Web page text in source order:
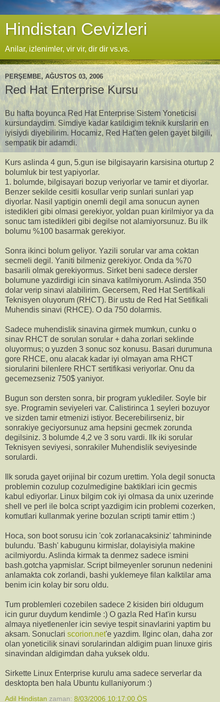
Hindistan Cevizleri
Anilar, izlenimler, vir vir, dir dir vs.vs.
PERŞEMBE, AĞUSTOS 03, 2006
Red Hat Enterprise Kursu
Bu hafta boyunca Red Hat Enterprise Sistem Yoneticisi
kursundaydim. Simdiye kadar katildigim teknik kurslarin en
iyisiydi diyebilirim. Hocamiz, Red Hat'ten gelen gayet bilgili,
sempatik bir adamdi.
Kurs aslinda 4 gun, 5.gun ise bilgisayarin karsisina oturtup 2
bolumluk bir test yapiyorlar.
1. bolumde, bilgisayari bozup veriyorlar ve tamir et diyorlar.
Benzer sekilde cesitli kosullar verip sunlari sunlari yap
diyorlar. Nasil yaptigin onemli degil ama sonucun aynen
istedikleri gibi olmasi gerekiyor, yoldan puan kirilmiyor ya da
sonuc tam istedikleri gibi degilse not alamiyorsunuz. Bu ilk
bolumu %100 basarmak gerekiyor.
Sonra ikinci bolum geliyor. Yazili sorular var ama coktan
secmeli degil. Yaniti bilmeniz gerekiyor. Onda da %70
basarili olmak gerekiyormus. Sirket beni sadece dersler
bolumune yazdirdigi icin sinava katilmiyorum. Aslinda 350
dolar verip sinavi alabilirim. Gecersem, Red Hat Sertifikali
Teknisyen oluyorum (RHCT). Bir ustu de Red Hat Setifikali
Muhendis sinavi (RHCE). O da 750 dolarmis.
Sadece muhendislik sinavina girmek mumkun, cunku o
sinav RHCT de sorulan sorular + daha zorlari seklinde
oluyormus; o yuzden 3 sonuc soz konusu. Basari durumuna
gore RHCE, onu alacak kadar iyi olmayan ama RHCT
siorularini bilenlere RHCT sertifikasi veriyorlar. Onu da
gecemezseniz 750$ yaniyor.
Bugun son dersten sonra, bir program yuklediler. Soyle bir
sye. Programin seviyeleri var. Calistirinca 1 seyleri bozuyor
ve sizden tamir etmenizi istiyor. Becerebilirseniz, bir
sonrakiye geciyorsunuz ama hepsini gecmek zorunda
degilsiniz. 3 bolumde 4,2 ve 3 soru vardi. Ilk iki sorular
Teknisyen seviyesi, sonrakiler Muhendislik seviyesinde
sorulardi.
Ilk soruda gayet orijinal bir cozum urettim. Yola degil sonucta
problemin cozulup cozulmedigine baktiklari icin gecmis
kabul ediyorlar. Linux bilgim cok iyi olmasa da unix uzerinde
shell ve perl ile bolca script yazdigim icin problemi cozerken,
komutlari kullanmak yerine bozulan scripti tamir ettim :)
Hoca, son boot sorusu icin 'cok zorlanacaksiniz' tahmininde
bulundu. 'Bash' kabugunu kirmislar, dolayisiyla makine
acilmiyordu. Aslinda kirmak ta denmez sadece ismini
bash.gotcha yapmislar. Script bilmeyenler sorunun nedenini
anlamakta cok zorlandi, bashi yuklemeye filan kalktilar ama
benim icin kolay bir soru oldu.
Tum problemleri cozebilen sadece 2 kisiden biri oldugum
icin gurur duydum kendimle :) O gazla Red Hat'in kursu
almaya niyetlenenler icin seviye tespit sinavlarini yaptim bu
aksam. Sonuclari scorion.net'e yazdim. Ilginc olan, daha zor
olan yoneticilik sinavi sorularindan aldigim puan linuxe giris
sinavindan aldigimdan daha yuksek oldu.
Sirkette Linux Enterprise kurulu ama sadece serverlar da
desktopta ben hala Ubuntu kullaniyorum :)
Adil Hindistan zaman: 8/03/2006 10:17:00 ÖS